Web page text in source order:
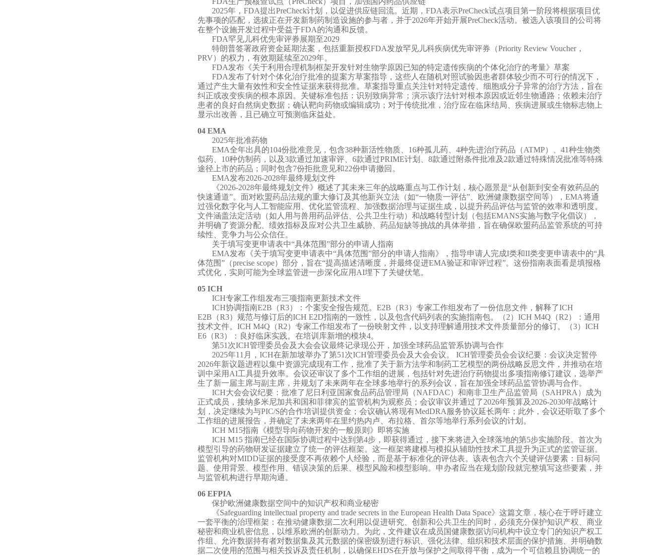
2025年，FDA提出PreCheck计划，以促进供应链回流。近期，FDA表示PreCheck试点项目第一阶段将根据项目优
先事项的匹配，选拔正在开发新制药制造设施的参与者，并于2026年开始开展PreCheck活动。被选入该项目的公司将
在整个设施开发过程中受益于FDA的沟通和反馈。
FDA罕见儿科优先审评券展期至2029
特朗普签署政府资金延期法案，包括重新授权FDA发放罕见儿科疾病优先审评券（Priority Review Voucher，
PRV）的权力，有效期延续至2029年。
FDA发布《关于利用合理机制框架开发针对生物学原因已知的特定遗传疾病的个体化治疗的考量》草案
FDA发布了针对个体化治疗批准的提案方草案指导，这些人在随机对照试验因患者群体较少而不可行的情况下，
通过产生大量有效性和安全性证据来获得批准。草案指导重点关注针对特定遗传、细胞或分子异常的治疗方法，旨在
纠正或改变疾病的根本原因。关键标准包括：识别致病异常；演示该疗法针对根本原因或近邻生物通路；依赖未治疗
患者的良好自然病史数据；确认靶向药物或编辑成功；对于传统批准，治疗应在临床结局、疾病进展或生物标志物上
显示出改善，且已确立可预测临床益处。
04 EMA
2025年批准药物
EMA全年出具的104份批准意见，包含38种新活性物质、16种孤儿药、4种先进治疗药品（ATMP）、41种生物类
似药、10种仿制药，以及3款通过加速审评、6款通过PRIME计划、8款通过附条件批准及2款通过特殊情况批准等特殊
途径上市的药品；同时包含7份拒批意见和22份申请撤回。
EMA发布2026-2028年最终规划文件
《2026-2028年最终规划文件》概述了其未来三年的战略重点与工作计划，核心愿景是“从创新到安全有效药品的
快速通道”。面对欧盟药品法规的重大修订及其他新兴立法（如“一物质一评估”、欧洲健康数据空间等），EMA将通
过强化数字化与人工智能应用、优化监管流程、加强数据治理与证据生成，以提升药品评估与监管的效率和透明度。
文件涵盖法定活动（如人用与兽用药品评估、公共卫生行动）和战略转型计划（包括EMANS实施与数字化倡议），
并明确了资源分配、绩效指标及应对公共卫生威胁、药品短缺等挑战的具体举措，旨在确保欧盟药品监管系统的可持
续性、竞争力与公众信任。
关于填写变更申请表中“具体范围”部分的申请人指南
EMA发布《关于填写变更申请表中“具体范围”部分的申请人指南》，指导申请人完成I类和II类变更申请表中的“具
体范围”（precise scope）部分，旨在“提高描述清晰度，并最终促进EMA验证和审评过程”。这份指南表面看是填报格
式优化，实则可能为全球监管进一步深化应用AI埋下了关键伏笔。
05 ICH
ICH专家工作组发布三项指南更新技术文件
ICH协调指南E2B（R3）：个案安全报告规范。E2B（R3）专家工作组发布了一份信息文件，解释了ICH
E2B（R3）规范与修订后的ICH E2D指南的一致性，以及包含代码列表的实施指南包。（2）ICH M4Q（R2）：通用
技术文件。ICH M4Q（R2）专家工作组发布了一份映射文件，以支持理解通用技术文件质量部分的修订。（3）ICH
E6（R3）：良好临床实践。在培训库新增的模块4。
第51次ICH管理委员会及大会会议最终记录现公开，加强全球药品监管系协调与合作
2025年11月，ICH在新加坡举办了第51次ICH管理委员会及大会会议。 ICH管理委员会会议纪要：会议决定暂停
2026年新议题进程以集中资源完成现有工作，批准了关于新方法学和制药工艺模型的两份战略反思文件，并推动在培
训中采用AI工具提升效率。会议还审议了多个工作组的进展，包括针对先进治疗药物提出多项指南修订建议，选举产
生了新一届主席与副主席，并规划了未来两年在全球多地举行的系列会议，旨在加强全球药品监管协调与合作。
ICH大会会议纪要：批准了尼日利亚国家食品药品管理局（NAFDAC）和南非卫生产品监管局（SAHPRA）成为
正式成员，接纳多米尼加共和国和菲律宾的监管机构为观察员；会议审议并通过了2026年预算及2026-2030年战略计
划，决定继续为与PIC/S的合作培训提供资金；会议确认将现有MedDRA服务协议延长两年；此外，会议还听取了多个
工作组的进展报告，并确定了未来两年在里约热内卢、布拉格、首尔等地举行系列会议的计划。
ICH M15指南《模型导向药物开发的一般原则》即将实施
ICH M15 指南已经在国际协调过程中达到第4步，即获得通过，接下来将进入全球落地的第5步实施阶段。首次为
模型引导的药物研发证据建立了统一的评估框架。这一框架将建模与模拟从辅助性技术工具提升为正式的监管证据。
监管机构对MIDD证据的接受度不再依赖个人经验，而是基于标准化的评估表。该表包含六个关键评估要素：目标问
题、使用背景、模型作用、错误决策的后果、模型风险和模型影响。申办者应当在规划阶段就完整填写这些要素，并
与监管机构进行早期沟通。
06 EFPIA
保护欧洲健康数据空间中的知识产权和商业秘密
《Safeguarding intellectual property and trade secrets in the European Health Data Space》这篇文章，核心在于呼吁建立
一套平衡的治理框架：在推动健康数据二次利用以促进研究、创新和公共卫生的同时，必须充分保护知识产权、商业
秘密和商业机密信息，以维系欧洲的创新动力。为此，文件建议在成员国健康数据访问机构中设立专门的知识产权工
作组、允许数据持有者对数据集及其元数据的保密级别进行标识、强化法律、组织和技术层面的保护措施、并明确数
据二次使用的范围与相关投诉及责任机制，以确保EHDS在开放与保护之间取得平衡，成为一个可信赖且协调统一的